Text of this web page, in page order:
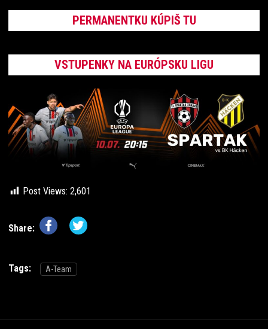
PERMANENTKU KÚPIŠ TU
VSTUPENKY NA EURÓPSKU LIGU
Post Views: 2,601
Share:
Tags: A-Team